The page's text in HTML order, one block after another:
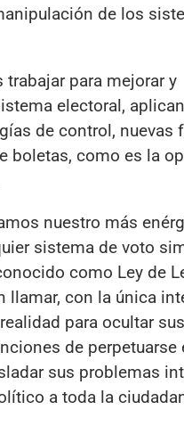
de los
trabajar para mejorar y
electoral,
de control, nuevas
boletas, como es la
nuestro más
sistema de voto
como Ley de
llamar, con la única
para ocultar sus
de perpetuarse
sus problemas
a toda la